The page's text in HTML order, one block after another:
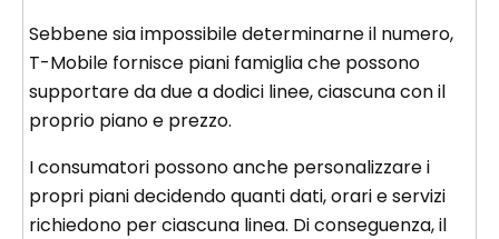
Sebbene sia impossibile determinarne il numero,
T-Mobile fornisce piani famiglia che possono
supportare da due a dodici linee, ciascuna con il
proprio piano e prezzo.
I consumatori possono anche personalizzare i
propri piani decidendo quanti dati, orari e servizi
richiedono per ciascuna linea. Di conseguenza, il